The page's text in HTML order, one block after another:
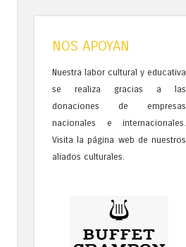
NOS APOYAN
Nuestra labor cultural y educativa
se realiza gracias a las
donaciones de empresas
nacionales e internacionales.
Visita la página web de nuestros
aliados culturales.